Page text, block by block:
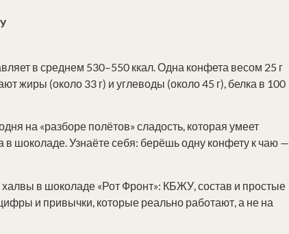
в среднем 530–550 ккал. Одна конфета весом 25 г
жиры (около 33 г) и углеводы (около 45 г), белка в 100
на «разборе полётов» сладость, которая умеет
в шоколаде. Узнаёте себя: берёшь одну конфету к чаю —
в шоколаде «Рот Фронт»: КБЖУ, состав и простые
и привычки, которые реально работают, а не на